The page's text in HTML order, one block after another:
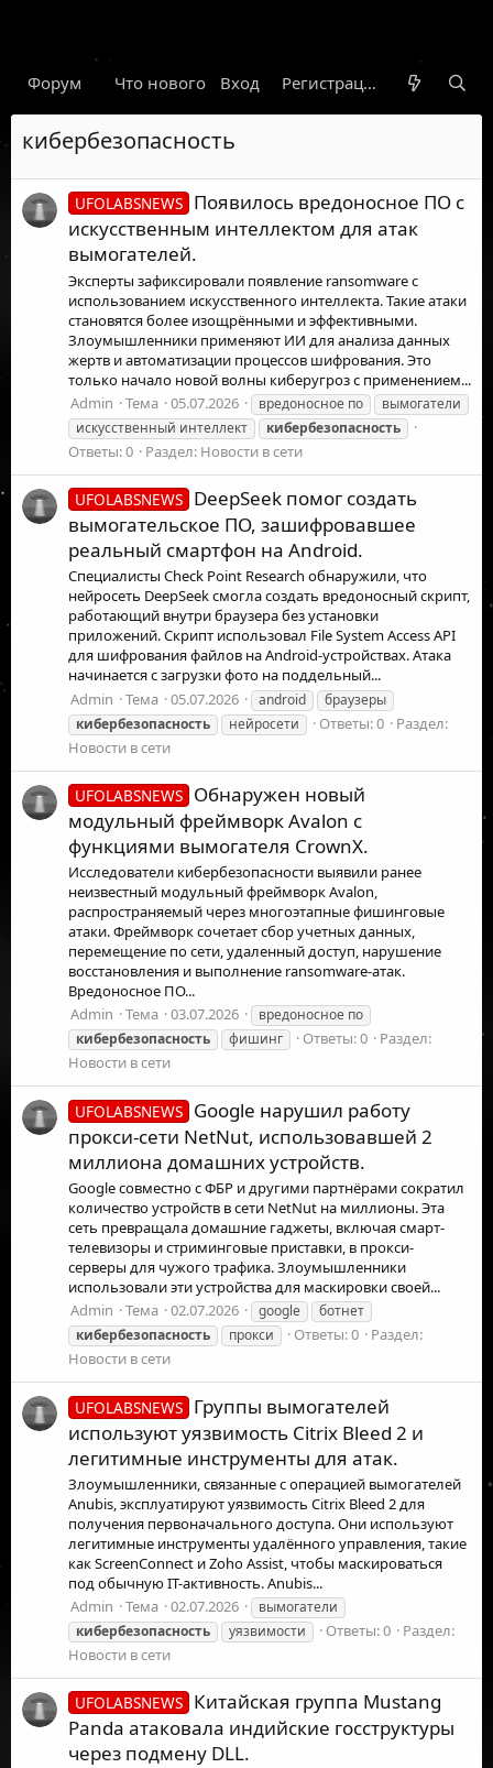
Форум Что нового Гарант Новости
Вход Регистрация
кибербезопасность
UFOLABSNEWS Появилось вредоносное ПО с
искусственным интеллектом для атак
вымогателей.
Эксперты зафиксировали появление ransomware с
использованием искусственного интеллекта. Такие атаки
становятся более изощрёнными и эффективными.
Злоумышленники применяют ИИ для анализа данных
жертв и автоматизации процессов шифрования. Это
только начало новой волны киберугроз с применением...
Admin
Тема 05.07.2026 вредоносное по
вымогатели
искусственный интеллект
кибербезопасность
Ответы: 0 Раздел: Новости в сети
UFOLABSNEWS DeepSeek помог создать
вымогательское ПО, зашифровавшее
реальный смартфон на Android.
Специалисты Check Point Research обнаружили, что
нейросеть DeepSeek смогла создать вредоносный скрипт,
работающий внутри браузера без установки
приложений. Скрипт использовал File System Access API
для шифрования файлов на Android-устройствах. Атака
начинается с загрузки фото на поддельный...
Admin
Тема 05.07.2026 android
браузеры
кибербезопасность
нейросети Ответы: 0
Раздел:
Новости в сети
UFOLABSNEWS Обнаружен новый
модульный фреймворк Avalon с
функциями вымогателя CrownX.
Исследователи кибербезопасности выявили ранее
неизвестный модульный фреймворк Avalon,
распространяемый через многоэтапные фишинговые
атаки. Фреймворк сочетает сбор учетных данных,
перемещение по сети, удаленный доступ, нарушение
восстановления и выполнение ransomware-атак.
Вредоносное ПО...
Admin
Тема 03.07.2026
вредоносное по
кибербезопасность
фишинг Ответы: 0
Раздел:
Новости в сети
UFOLABSNEWS Google нарушил работу
прокси-сети NetNut, использовавшей 2
миллиона домашних устройств.
Google совместно с ФБР и другими партнёрами сократил
количество устройств в сети NetNut на миллионы. Эта
сеть превращала домашние гаджеты, включая смарт-
телевизоры и стриминговые приставки, в прокси-
серверы для чужого трафика. Злоумышленники
использовали эти устройства для маскировки своей...
Admin
Тема 02.07.2026 google
ботнет
кибербезопасность
прокси Ответы: 0
Раздел:
Новости в сети
UFOLABSNEWS Группы вымогателей
используют уязвимость Citrix Bleed 2 и
легитимные инструменты для атак.
Злоумышленники, связанные с операцией вымогателей
Anubis, эксплуатируют уязвимость Citrix Bleed 2 для
получения первоначального доступа. Они используют
легитимные инструменты удалённого управления, такие
как ScreenConnect и Zoho Assist, чтобы маскироваться
под обычную IT-активность. Anubis...
Admin
Тема 02.07.2026
вымогатели
кибербезопасность
уязвимости Ответы: 0
Раздел:
Новости в сети
UFOLABSNEWS Китайская группа Mustang
Panda атаковала индийские госструктуры
через подмену DLL.